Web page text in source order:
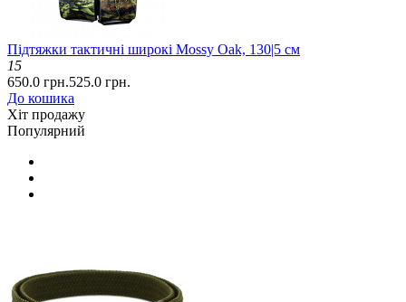
Підтяжки тактичні широкі Mossy Oak, 130|5 см
15
650.0 грн.525.0 грн.
До кошика
Хіт продажу
Популярний